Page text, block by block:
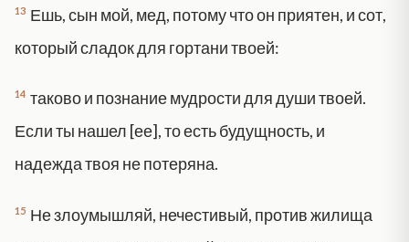
13 Ешь, сын мой, мед, потому что он приятен, и сот,
который сладок для гортани твоей:
14 таково и познание мудрости для души твоей.
Если ты нашел [ее], то есть будущность, и
надежда твоя не потеряна.
15 Не злоумышляй, нечестивый, против жилища